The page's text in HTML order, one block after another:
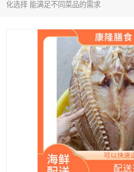
化选择 能满足不同菜品的需求
干货配送